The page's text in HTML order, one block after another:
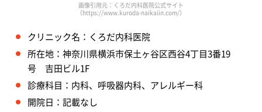
画像引用元：くろだ内科医院公式サイト
（https://www.kuroda-naikaiin.com/）
クリニック名：くろだ内科医院
所在地：神奈川県横浜市保土ヶ谷区西谷4丁目3番19
号 吉田ビル1F
診療科目：内科、呼吸器内科、アレルギー科
開院日：記載なし